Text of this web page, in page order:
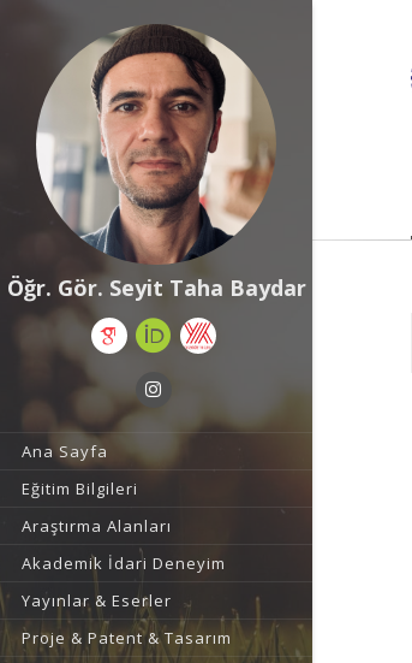
Öğr. Gör. Seyit Taha Baydar
Ana Sayfa
Eğitim Bilgileri
Araştırma Alanları
Akademik İdari Deneyim
Yayınlar & Eserler
Proje & Patent & Tasarım